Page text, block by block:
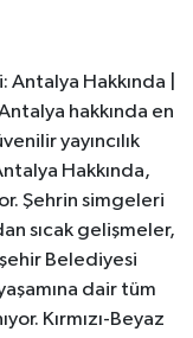
Hakkında |
hakkında en
yayıncılık
Hakkında,
Şehrin simgeleri
sıcak gelişmeler,
Belediyesi
dair tüm
Kırmızı-Beyaz